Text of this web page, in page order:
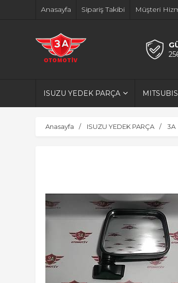
Anasayfa Sipariş Takibi Müşteri
ISUZU YEDEK PARÇA
Anasayfa ISUZU YEDEK PARÇA 3A